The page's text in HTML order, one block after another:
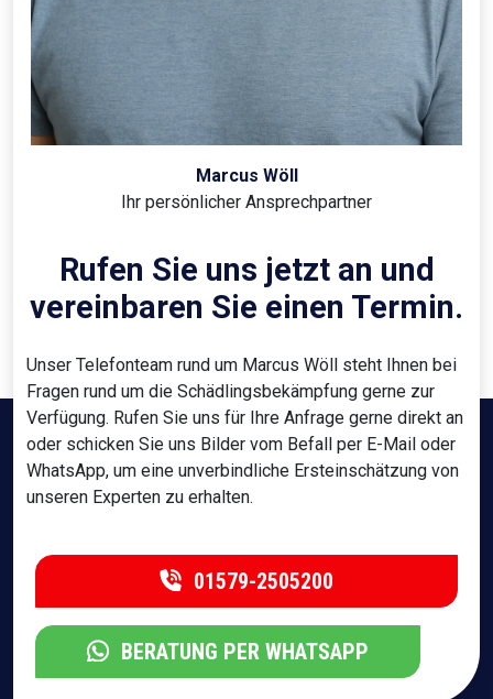
Marcus Wöll
Ihr persönlicher Ansprechpartner
Rufen Sie uns jetzt an und
vereinbaren Sie einen Termin.
Unser Telefonteam rund um Marcus Wöll steht Ihnen bei
Fragen rund um die Schädlingsbekämpfung gerne zur
Verfügung. Rufen Sie uns für Ihre Anfrage gerne direkt an
oder schicken Sie uns Bilder vom Befall per E-Mail oder
WhatsApp, um eine unverbindliche Ersteinschätzung von
unseren Experten zu erhalten.
01579-2505200
BERATUNG PER WHATSAPP